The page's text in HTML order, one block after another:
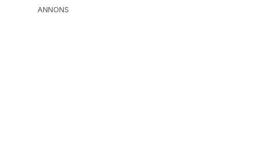
ANNONS